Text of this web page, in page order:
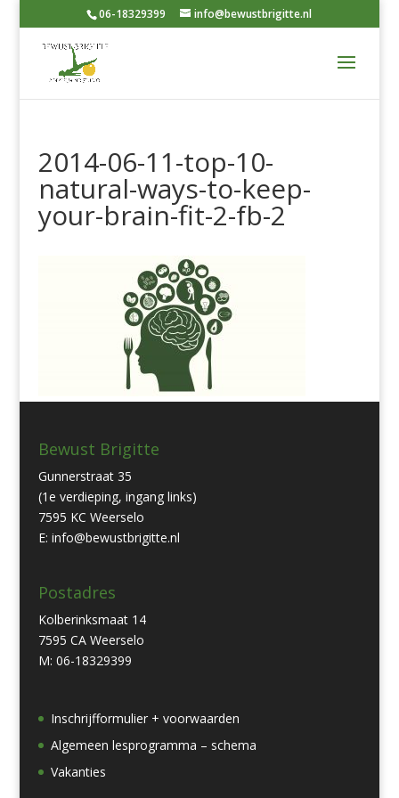
06-18329399 info@bewustbrigitte.nl
2014-06-11-top-10-
natural-ways-to-keep-
your-brain-fit-2-fb-2
Bewust Brigitte
Gunnerstraat 35
(1e verdieping, ingang links)
7595 KC Weerselo
E: info@bewustbrigitte.nl
Postadres
Kolberinksmaat 14
7595 CA Weerselo
M: 06-18329399
Inschrijfformulier + voorwaarden
Algemeen lesprogramma – schema
Vakanties